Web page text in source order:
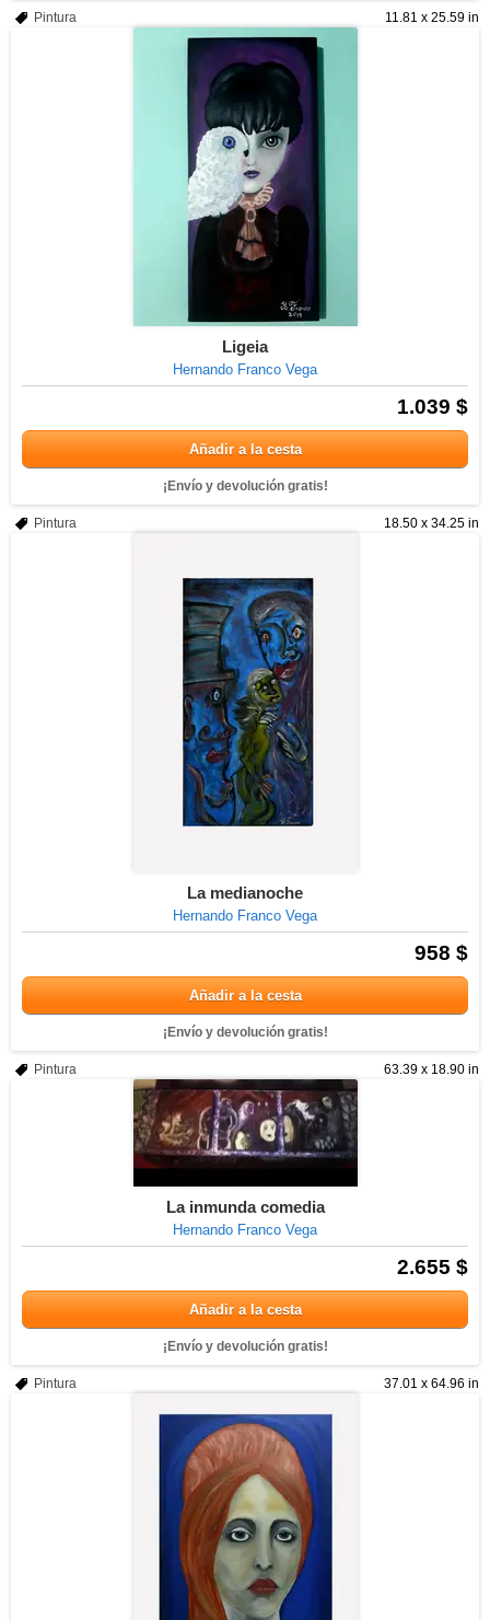
11.81 x 25.59 in
Pintura
Ligeia
Hernando Franco Vega
1.039 $
Añadir a la cesta
¡Envío y devolución gratis!
18.50 x 34.25 in
Pintura
La medianoche
Hernando Franco Vega
958 $
Añadir a la cesta
¡Envío y devolución gratis!
63.39 x 18.90 in
Pintura
La inmunda comedia
Hernando Franco Vega
2.655 $
Añadir a la cesta
¡Envío y devolución gratis!
37.01 x 64.96 in
Pintura